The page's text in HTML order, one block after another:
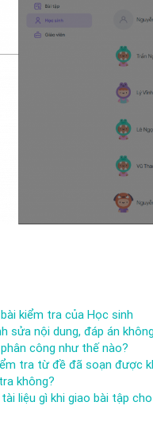
kiểm tra của Học sinh
sửa nội dung, đáp án
công như thế nào?
tra từ đề đã soạn được
không?
liệu gì khi giao bài tập